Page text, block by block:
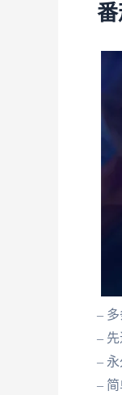
番
–
–
–
–